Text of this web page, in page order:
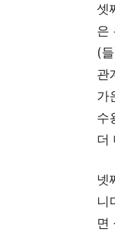
셋
은
(
관
가
수
더
넷
니
면